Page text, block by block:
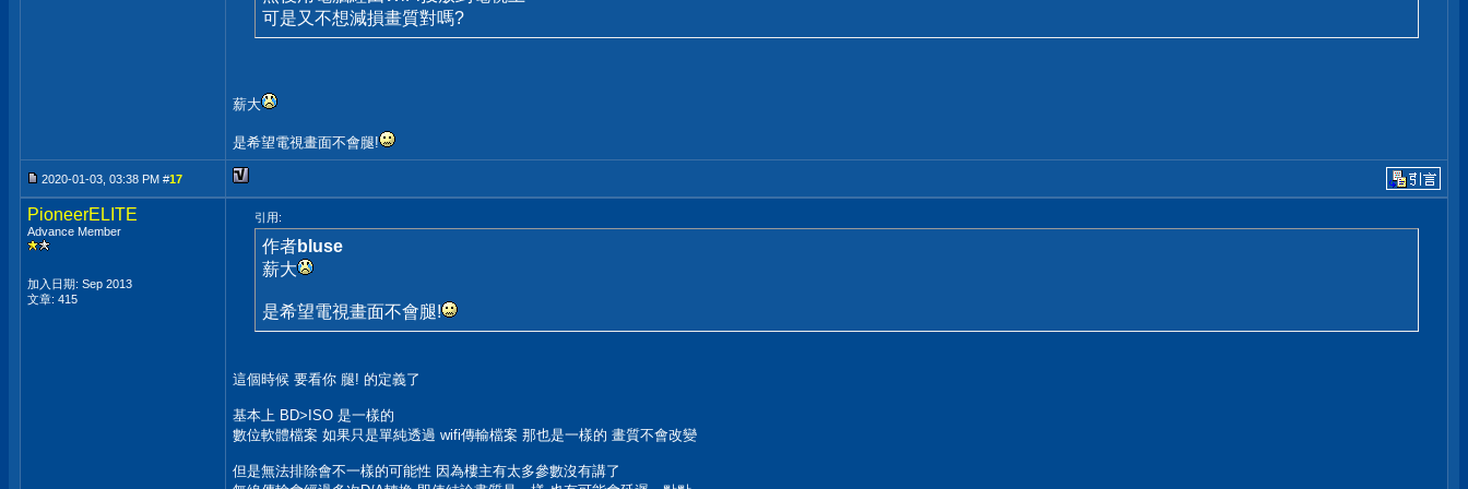
可是又不想減損畫質對嗎?
薪大
是希望電視畫面不會腿!
2020-01-03, 03:38 PM #17
PioneerELITE
Advance Member
加入日期: Sep 2013
文章: 415
引用:
作者bluse
薪大
是希望電視畫面不會腿!
這個時候 要看你 腿! 的定義了
基本上 BD>ISO 是一樣的
數位軟體檔案 如果只是單純透過 wifi傳輸檔案 那也是一樣的 畫質不會改變
但是無法排除會不一樣的可能性 因為樓主有太多參數沒有講了